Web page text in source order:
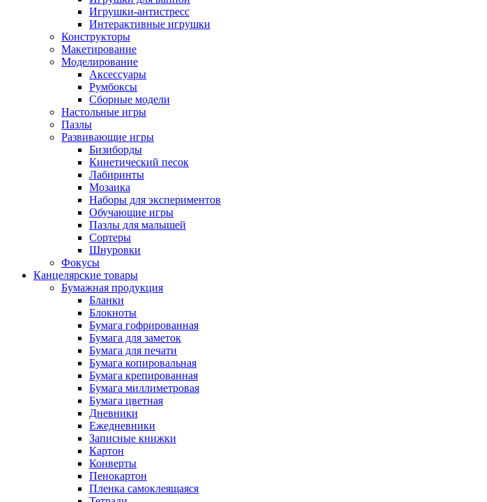
Игрушки-антистресс
Интерактивные игрушки
Конструкторы
Макетирование
Моделирование
Аксессуары
Румбоксы
Сборные модели
Настольные игры
Пазлы
Развивающие игры
Бизиборды
Кинетический песок
Лабиринты
Мозаика
Наборы для экспериментов
Обучающие игры
Пазлы для малышей
Сортеры
Шнуровки
Фокусы
Канцелярские товары
Бумажная продукция
Бланки
Блокноты
Бумага гофрированная
Бумага для заметок
Бумага для печати
Бумага копировальная
Бумага крепированная
Бумага миллиметровая
Бумага цветная
Дневники
Ежедневники
Записные книжки
Картон
Конверты
Пенокартон
Пленка самоклеящаяся